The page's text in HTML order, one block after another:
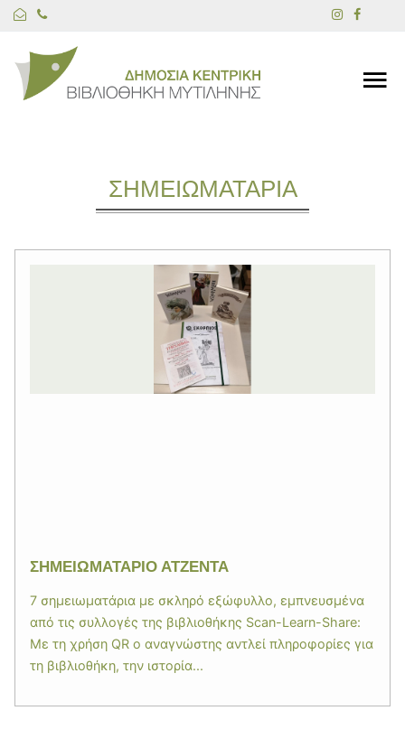
ΣΗΜΕΙΩΜΑΤΑΡΙΑ
ΣΗΜΕΙΩΜΑΤΑΡΙΟ ΑΤΖΕΝΤΑ
7 σημειωματάρια με σκληρό εξώφυλλο, εμπνευσμένα
από τις συλλογές της βιβλιοθήκης Scan-Learn-Share:
Με τη χρήση QR ο αναγνώστης αντλεί πληροφορίες για
τη βιβλιοθήκη, την ιστορία...